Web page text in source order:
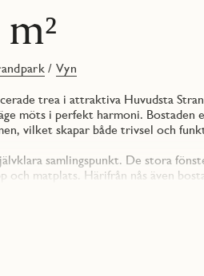
/ Vyn
trea i attraktiva Huvudsta
möts i perfekt harmoni. Bostaden
vilket skapar både trivsel och
samlingspunkt. De stora
och matplats. Härifrån nås även